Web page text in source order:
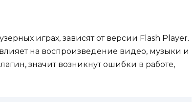
играх, зависят от версии Flash Player.
на воспроизведение видео, музыки и
значит возникнут ошибки в работе,